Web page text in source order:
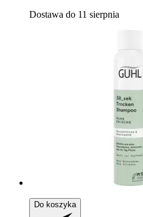
Dostawa do 11 sierpnia
Do koszyka